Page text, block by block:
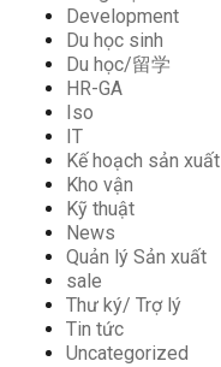
Development
Du học sinh
Du học/留学
HR-GA
Iso
IT
Kế hoạch sản xuất
Kho vận
Kỹ thuật
News
Quản lý Sản xuất
sale
Thư ký/ Trợ lý
Tin tức
Uncategorized